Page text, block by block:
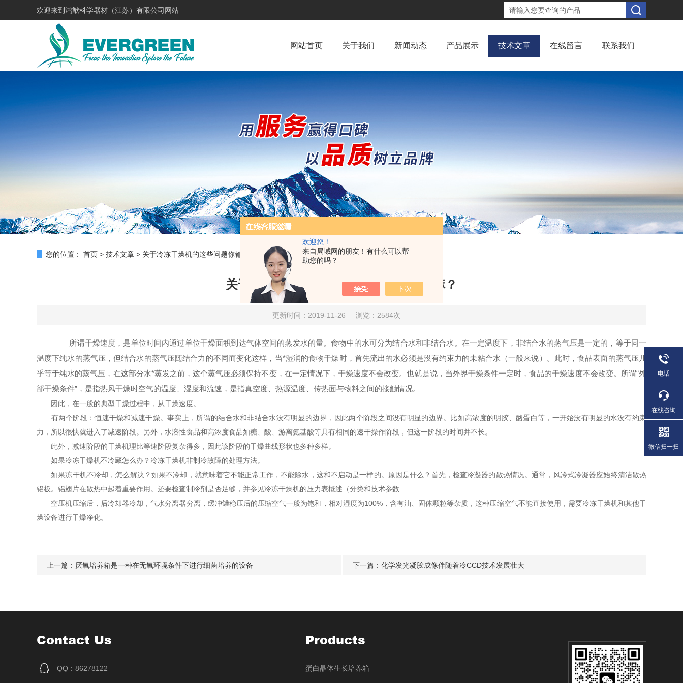
欢迎您！
来自局域网的朋友！有什么可以帮
助您的吗？
欢迎来到 鸿猷科学器材（江苏）有限公司网站
网站首页 关于我们 新闻动态 产品展示 技术文章 在线留言 联系我们
您的位置： 首页 > 技术文章 > 关于冷冻干燥机的这些问题你都了解了嘛？
关于冷冻干燥机的这些问题你都了解了嘛？
更新时间：2019-11-26 浏览：2584次
所谓干燥速度，是单位时间内通过单位干燥面积到达气体空间的蒸发水的量。食物中的水可分为结合水和非结合水。在一定温度下，非结合水的蒸气压是一定的，等于同一
温度下纯水的蒸气压，但结合水的蒸气压随结合力的不同而变化这样，当*湿润的食物干燥时，首先流出的水必须是没有约束力的未粘合水（一般来说）。此时，食品表面的蒸气压几
乎等于纯水的蒸气压，在这部分水*蒸发之前，这个蒸气压必须保持不变，在一定情况下，干燥速度不会改变。也就是说，当外界干燥条件一定时，食品的干燥速度不会改变。所谓“外
部干燥条件”，是指热风干燥时空气的温度、湿度和流速，是指真空度、热源温度、传热面与物料之间的接触情况。
因此，在一般的典型干燥过程中，从干燥速度。
有两个阶段：恒速干燥和减速干燥。事实上，所谓的结合水和非结合水没有明显的边界，因此两个阶段之间没有明显的边界。比如高浓度的明胶、酪蛋白等，一开始没有明显的水没有约束
力，所以很快就进入了减速阶段。另外，水溶性食品和高浓度食品如糖、酸、游离氨基酸等具有相同的速干操作阶段，但这一阶段的时间并不长。
此外，减速阶段的干燥机理比等速阶段复杂得多，因此该阶段的干燥曲线形状也多种多样。
如果冷冻干燥机不冷藏怎么办？冷冻干燥机非制冷故障的处理方法。
如果冻干机不冷却，怎么解决？如果不冷却，就意味着它不能正常工作，不能除水，这和不启动是一样的。原因是什么？首先，检查冷凝器的散热情况。通常，风冷式冷凝器应始终清洁散热
铝板。铝翅片在散热中起着重要作用。还要检查制冷剂是否足够，并参见冷冻干燥机的压力表概述（分类和技术参数
空压机压缩后，后冷却器冷却，气水分离器分离，缓冲罐稳压后的压缩空气一般为饱和，相对湿度为100%，含有油、固体颗粒等杂质，这种压缩空气不能直接使用，需要冷冻干燥机和其他干
燥设备进行干燥净化。
上一篇： 厌氧培养箱是一种在无氧环境条件下进行细菌培养的设备 下一篇： 化学发光凝胶成像伴随着冷CCD技术发展壮大
Contact Us
QQ：86278122
Products
蛋白晶体生长培养箱
电话
在线咨询
微信扫一扫